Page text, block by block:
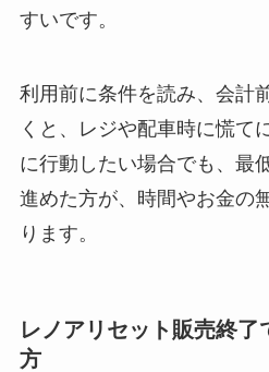
すいです。
利用前に条件を読み、会計
くと、レジや配車時に慌て
に行動したい場合でも、最
進めた方が、時間やお金の
ります。
レノアリセット販売終了
方